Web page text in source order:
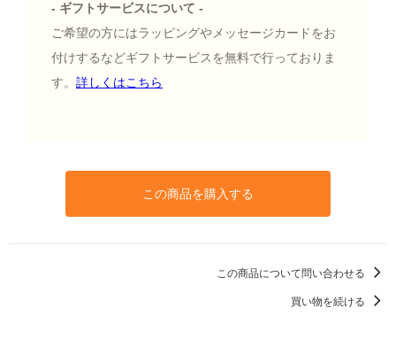
- ギフトサービスについて -
ご希望の方にはラッピングやメッセージカードをお
付けするなどギフトサービスを無料で行っておりま
す。 詳しくはこちら
この商品を購入する
この商品について問い合わせる
買い物を続ける